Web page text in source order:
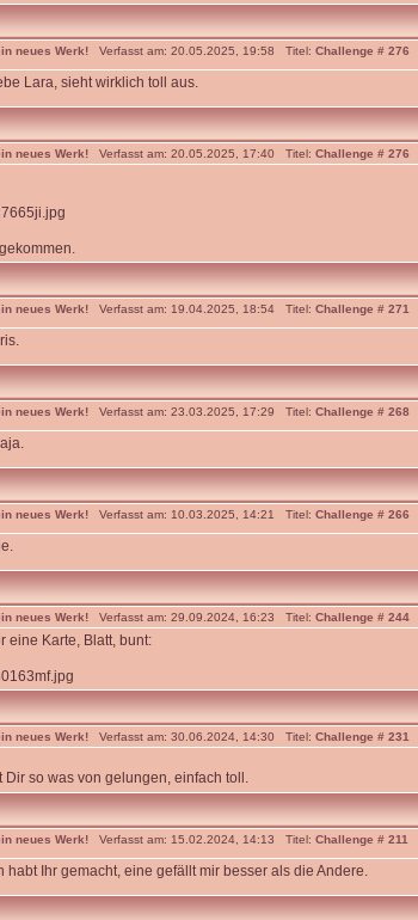
neues Werk! Verfasst am: 20.05.2025, 19:58 Titel: Challenge # 276
Lara, sieht wirklich toll aus.
neues Werk! Verfasst am: 20.05.2025, 17:40 Titel: Challenge # 276
neues Werk! Verfasst am: 19.04.2025, 18:54 Titel: Challenge # 271
neues Werk! Verfasst am: 23.03.2025, 17:29 Titel: Challenge # 268
neues Werk! Verfasst am: 10.03.2025, 14:21 Titel: Challenge # 266
neues Werk! Verfasst am: 29.09.2024, 16:23 Titel: Challenge # 244
eine Karte, Blatt, bunt:
neues Werk! Verfasst am: 30.06.2024, 14:30 Titel: Challenge # 231
Dir so was von gelungen, einfach toll.
neues Werk! Verfasst am: 15.02.2024, 14:13 Titel: Challenge # 211
habt Ihr gemacht, eine gefällt mir besser als die Andere.